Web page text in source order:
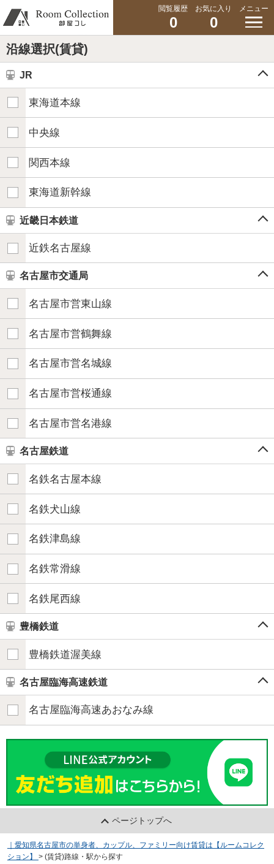
閲覧履歴
0
お気に入り
0
メニュー
沿線選択(賃貸)
JR
東海道本線
中央線
関西本線
東海道新幹線
近畿日本鉄道
近鉄名古屋線
名古屋市交通局
名古屋市営東山線
名古屋市営鶴舞線
名古屋市営名城線
名古屋市営桜通線
名古屋市営名港線
名古屋鉄道
名鉄名古屋本線
名鉄犬山線
名鉄津島線
名鉄常滑線
名鉄尾西線
豊橋鉄道
豊橋鉄道渥美線
名古屋臨海高速鉄道
名古屋臨海高速あおなみ線
ページトップへ
｜愛知県名古屋市の単身者、カップル、ファミリー向け賃貸は【ルームコレク
ション】
> (賃貸)路線・駅から探す